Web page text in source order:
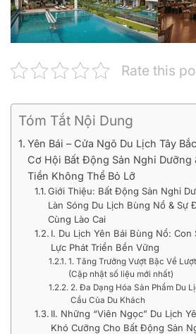
Rate this
Tóm Tắt Nội Dung
Yên Bái – Cửa Ngõ Du Lịch Tây
Cơ Hội Bất Động Sản Nghỉ Dưỡng
Tiền Không Thể Bỏ Lỡ
Giới Thiệu: Bất Động Sản Nghỉ
Làn Sóng Du Lịch Bùng Nổ & Sự
Cùng Lào Cai
I. Du Lịch Yên Bái Bùng Nổ:
Lực Phát Triển Bền Vững
1. Tăng Trưởng Vượt Bậc Về
(Cập nhật số liệu mới nhất)
2. Đa Dạng Hóa Sản Phẩm Du
Cầu Của Du Khách
II. Những “Viên Ngọc” Du Lịch
Khó Cưỡng Cho Bất Động Sản